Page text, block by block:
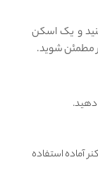
کنید و یک اسکن
مطمئن شوید.
دهید.
آماده استفاده